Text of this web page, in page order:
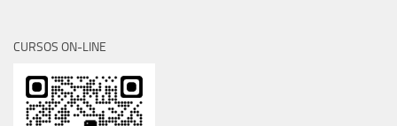
CURSOS ON-LINE